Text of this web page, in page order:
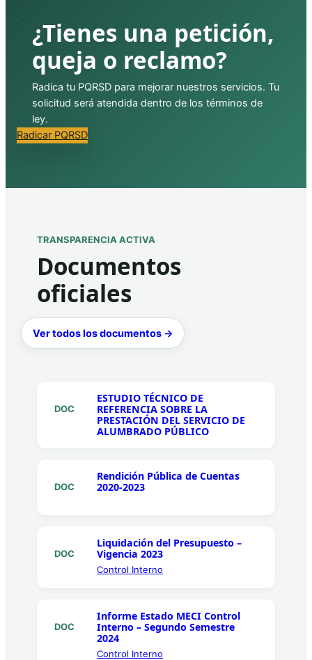
¿Tienes una petición,
queja o reclamo?
Radica tu PQRSD para mejorar nuestros servicios. Tu
solicitud será atendida dentro de los términos de
ley.
Radicar PQRSD
TRANSPARENCIA ACTIVA
Documentos
oficiales
Ver todos los documentos →
DOC
ESTUDIO TÉCNICO DE
REFERENCIA SOBRE LA
PRESTACIÓN DEL SERVICIO DE
ALUMBRADO PÚBLICO
DOC
Rendición Pública de Cuentas
2020-2023
DOC
Liquidación del Presupuesto –
Vigencia 2023
Control Interno
DOC
Informe Estado MECI Control
Interno – Segundo Semestre
2024
Control Interno